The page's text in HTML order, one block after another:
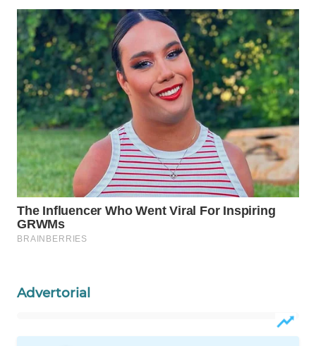
Advertorial
HEALTH
WAHANA
DESA
WISATA
LAPAK
WAHANA
Wahana
Network
KONSUMEN
LISTRIK